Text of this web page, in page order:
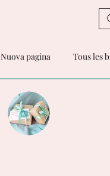
Nuova pagina Tous les